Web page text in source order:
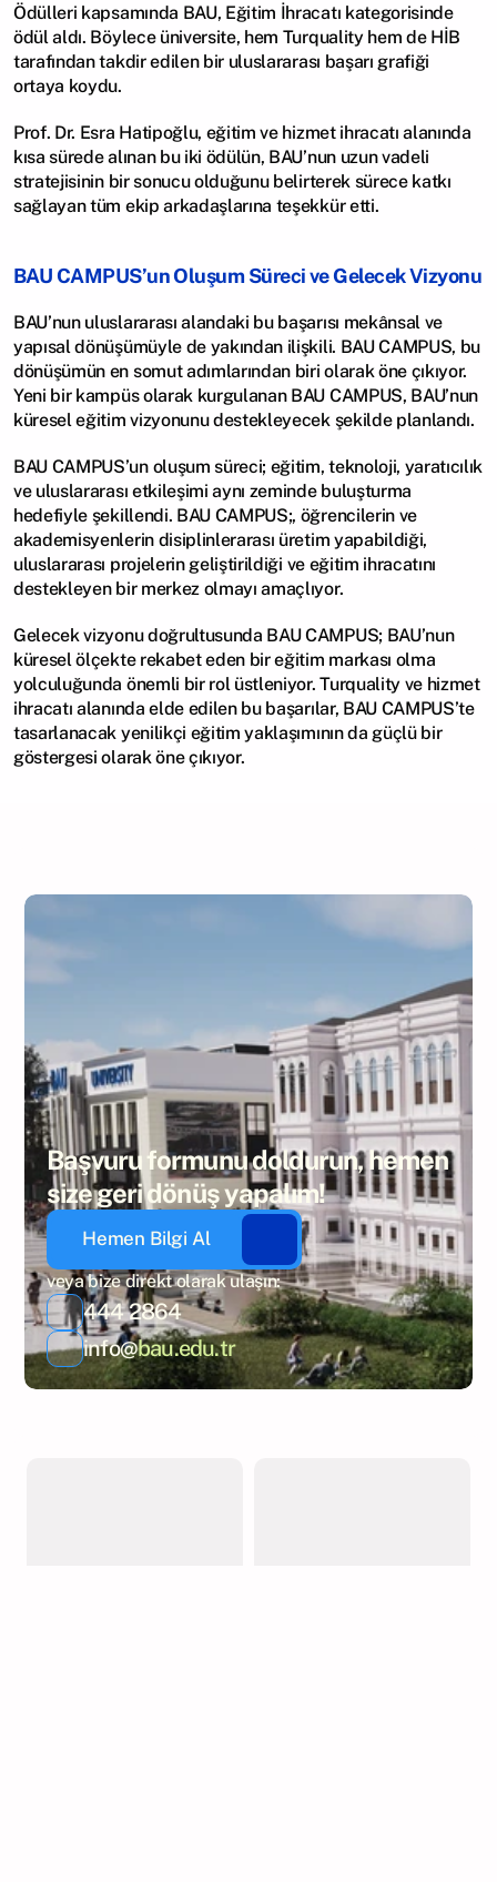
Ödülleri kapsamında BAU, Eğitim İhracatı kategorisinde
ödül aldı. Böylece üniversite, hem Turquality hem de HİB
tarafından takdir edilen bir uluslararası başarı grafiği
ortaya koydu.
Prof. Dr. Esra Hatipoğlu, eğitim ve hizmet ihracatı alanında
kısa sürede alınan bu iki ödülün, BAU’nun uzun vadeli
stratejisinin bir sonucu olduğunu belirterek sürece katkı
sağlayan tüm ekip arkadaşlarına teşekkür etti.
BAU CAMPUS’un Oluşum Süreci ve Gelecek Vizyonu
BAU’nun uluslararası alandaki bu başarısı mekânsal ve
yapısal dönüşümüyle de yakından ilişkili. BAU CAMPUS, bu
dönüşümün en somut adımlarından biri olarak öne çıkıyor.
Yeni bir kampüs olarak kurgulanan BAU CAMPUS, BAU’nun
küresel eğitim vizyonunu destekleyecek şekilde planlandı.
BAU CAMPUS’un oluşum süreci; eğitim, teknoloji, yaratıcılık
ve uluslararası etkileşimi aynı zeminde buluşturma
hedefiyle şekillendi. BAU CAMPUS;, öğrencilerin ve
akademisyenlerin disiplinlerarası üretim yapabildiği,
uluslararası projelerin geliştirildiği ve eğitim ihracatını
destekleyen bir merkez olmayı amaçlıyor.
Gelecek vizyonu doğrultusunda BAU CAMPUS; BAU’nun
küresel ölçekte rekabet eden bir eğitim markası olma
yolculuğunda önemli bir rol üstleniyor. Turquality ve hizmet
ihracatı alanında elde edilen bu başarılar, BAU CAMPUS’te
tasarlanacak yenilikçi eğitim yaklaşımının da güçlü bir
göstergesi olarak öne çıkıyor.
Başvuru formunu doldurun, hemen
size geri dönüş yapalım!
Hemen Bilgi Al
veya bize direkt olarak ulaşın:
444 2864
info@bau.edu.tr